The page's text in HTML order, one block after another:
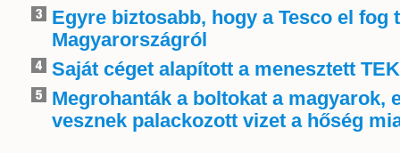
Egyre biztosabb, hogy a Tesco el fog
Magyarországról
Saját céget alapított a menesztett
Megrohanták a boltokat a magyarok,
vesznek palackozott vizet a hőség